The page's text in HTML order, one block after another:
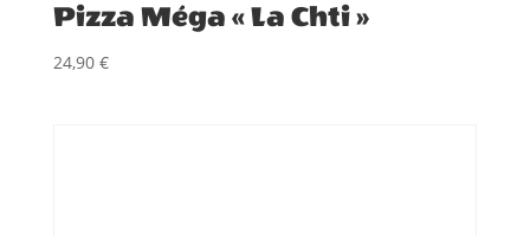
Pizza Méga « La Chti »
24,90 €